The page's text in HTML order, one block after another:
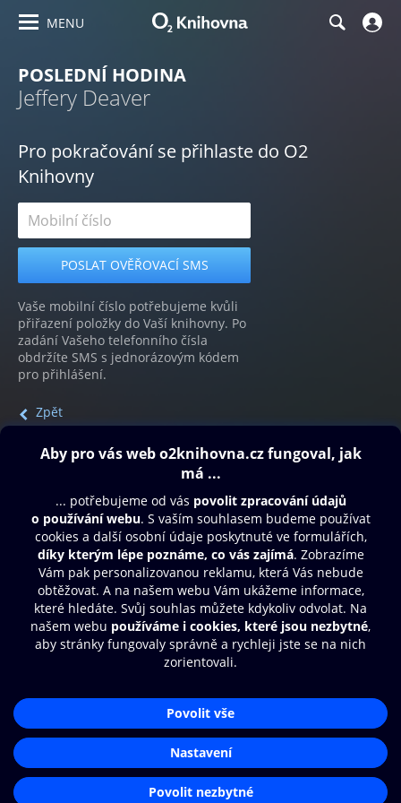
MENU
POSLEDNÍ HODINA
Jeffery Deaver
Pro pokračování se přihlaste do O2
Knihovny
Vaše mobilní číslo potřebujeme kvůli
přiřazení položky do Vaší knihovny. Po
zadání Vašeho telefonního čísla
obdržíte SMS s jednorázovým kódem
pro přihlášení.
Zpět
Obsah ke stažení
Moje O2 Knihovna
Další zábava
© O2 Czech Republic a.s.
Přístupnost
Zásady zpracování osobních údajů
Nastavení cookies
Aplikace O2 Knihovna
Čti a poslouchej své e-knihy a
audioknihy rychleji a pohodlněji.